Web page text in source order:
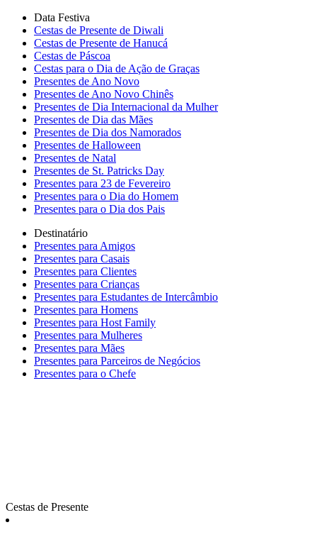
Data Festiva
Cestas de Presente de Diwali
Cestas de Presente de Hanucá
Cestas de Páscoa
Cestas para o Dia de Ação de Graças
Presentes de Ano Novo
Presentes de Ano Novo Chinês
Presentes de Dia Internacional da Mulher
Presentes de Dia das Mães
Presentes de Dia dos Namorados
Presentes de Halloween
Presentes de Natal
Presentes de St. Patricks Day
Presentes para 23 de Fevereiro
Presentes para o Dia do Homem
Presentes para o Dia dos Pais
Destinatário
Presentes para Amigos
Presentes para Casais
Presentes para Clientes
Presentes para Crianças
Presentes para Estudantes de Intercâmbio
Presentes para Homens
Presentes para Host Family
Presentes para Mulheres
Presentes para Mães
Presentes para Parceiros de Negócios
Presentes para o Chefe
Cestas de Presente